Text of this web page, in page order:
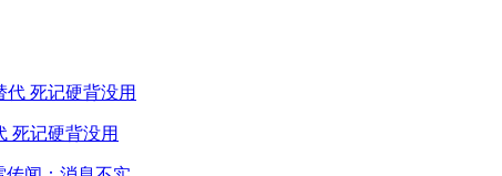
死记硬背没用